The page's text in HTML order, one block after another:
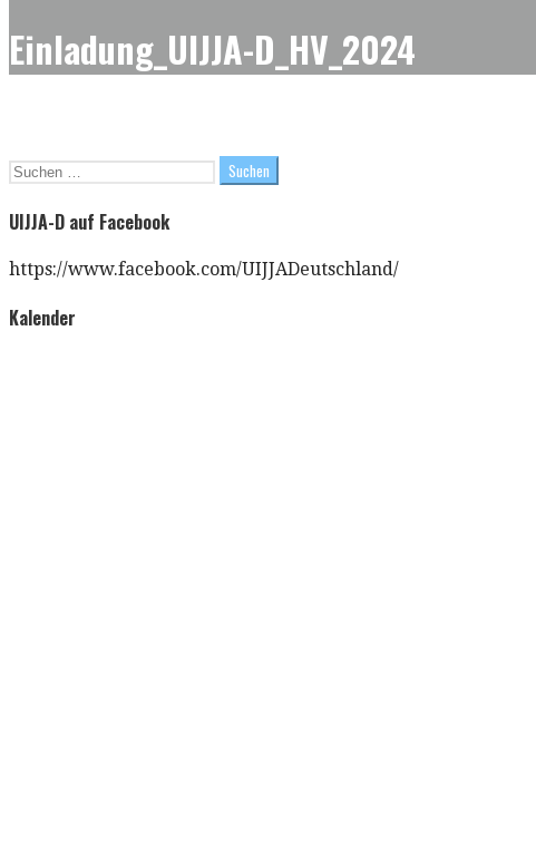
Einladung_UIJJA-D_HV_2024
Suchen
UIJJA-D auf Facebook
https://www.facebook.com/UIJJADeutschland/
Kalender